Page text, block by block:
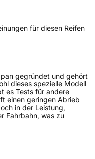
für diesen Reifen
gegründet und gehört
dieses spezielle Modell
es Tests für andere
einen geringen Abrieb
in der Leistung,
Fahrbahn, was zu